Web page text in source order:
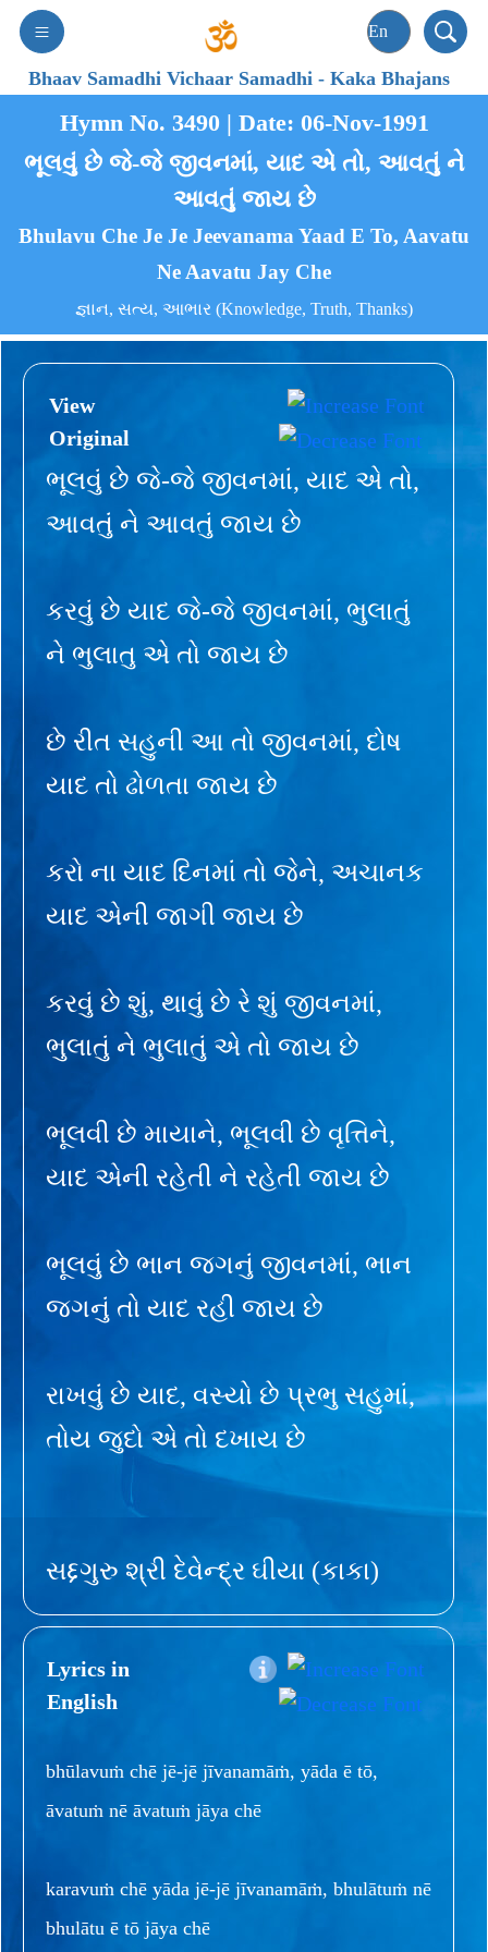
Bhaav Samadhi Vichaar Samadhi-Kaka Bhajans
Hymn No. 3490 | Date: 06-Nov-1991
ભૂલવું છે જે-જે જીવનમાં, યાદ એ તો, આવતું ને
આવતું જાય છે
Bhulavu Che Je Je Jeevanama Yaad E To, Aavatu
Ne Aavatu Jay Che
જ્ઞાન, સત્ય, આભાર (Knowledge, Truth, Thanks)
View
Original
ભૂલવું છે જે-જે જીવનમાં, યાદ એ તો,
આવતું ને આવતું જાય છે
કરવું છે યાદ જે-જે જીવનમાં, ભુલાતું
ને ભુલાતુ એ તો જાય છે
છે રીત સહુની આ તો જીવનમાં, દોષ
યાદ તો ઢોળતા જાય છે
કરો ના યાદ દિનમાં તો જેને, અચાનક
યાદ એની જાગી જાય છે
કરવું છે શું, થાવું છે રે શું જીવનમાં,
ભુલાતું ને ભુલાતું એ તો જાય છે
ભૂલવી છે માયાને, ભૂલવી છે વૃત્તિને,
યાદ એની રહેતી ને રહેતી જાય છે
ભૂલવું છે ભાન જગનું જીવનમાં, ભાન
જગનું તો યાદ રહી જાય છે
રાખવું છે યાદ, વસ્યો છે પ્રભુ સહુમાં,
તોય જુદો એ તો દખાય છે
સદ્દગુરુ શ્રી દેવેન્દ્ર ઘીયા (કાકા)
Lyrics in
English
bhūlavuṁ chē jē-jē jīvanamāṁ, yāda ē tō,
āvatuṁ nē āvatuṁ jāya chē
karavuṁ chē yāda jē-jē jīvanamāṁ, bhulātuṁ nē
bhulātu ē tō jāya chē